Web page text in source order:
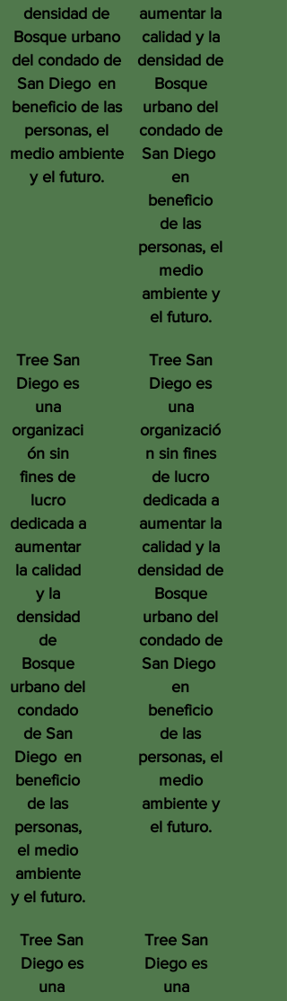
densidad de
Bosque urbano
del condado de
San Diego en
beneficio de las
personas, el
medio ambiente
y el futuro.
Tree San
Diego es
una
organizaci
ón sin
fines de
lucro
dedicada a
aumentar
la calidad
y la
densidad
de
Bosque
urbano del
condado
de San
Diego en
beneficio
de las
personas,
el medio
ambiente
y el futuro.
Tree San
Diego es
una
aumentar la
calidad y la
densidad de
Bosque
urbano del
condado de
San Diego
en
beneficio
de las
personas, el
medio
ambiente y
el futuro.
Tree San
Diego es
una
organizació
n sin fines
de lucro
dedicada a
aumentar la
calidad y la
densidad de
Bosque
urbano del
condado de
San Diego
en
beneficio
de las
personas, el
medio
ambiente y
el futuro.
Tree San
Diego es
una